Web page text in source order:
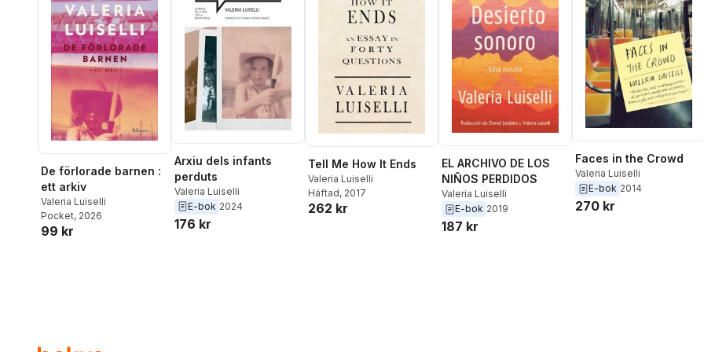
De förlorade barnen :
ett arkiv
Valeria Luiselli
Pocket, 2026
99 kr
Arxiu dels infants
perduts
Valeria Luiselli
E-bok 2024
176 kr
Tell Me How It Ends
Valeria Luiselli
Häftad, 2017
262 kr
EL ARCHIVO DE LOS
NIÑOS PERDIDOS
Valeria Luiselli
E-bok 2019
187 kr
Faces in the Crowd
Valeria Luiselli
E-bok 2014
270 kr